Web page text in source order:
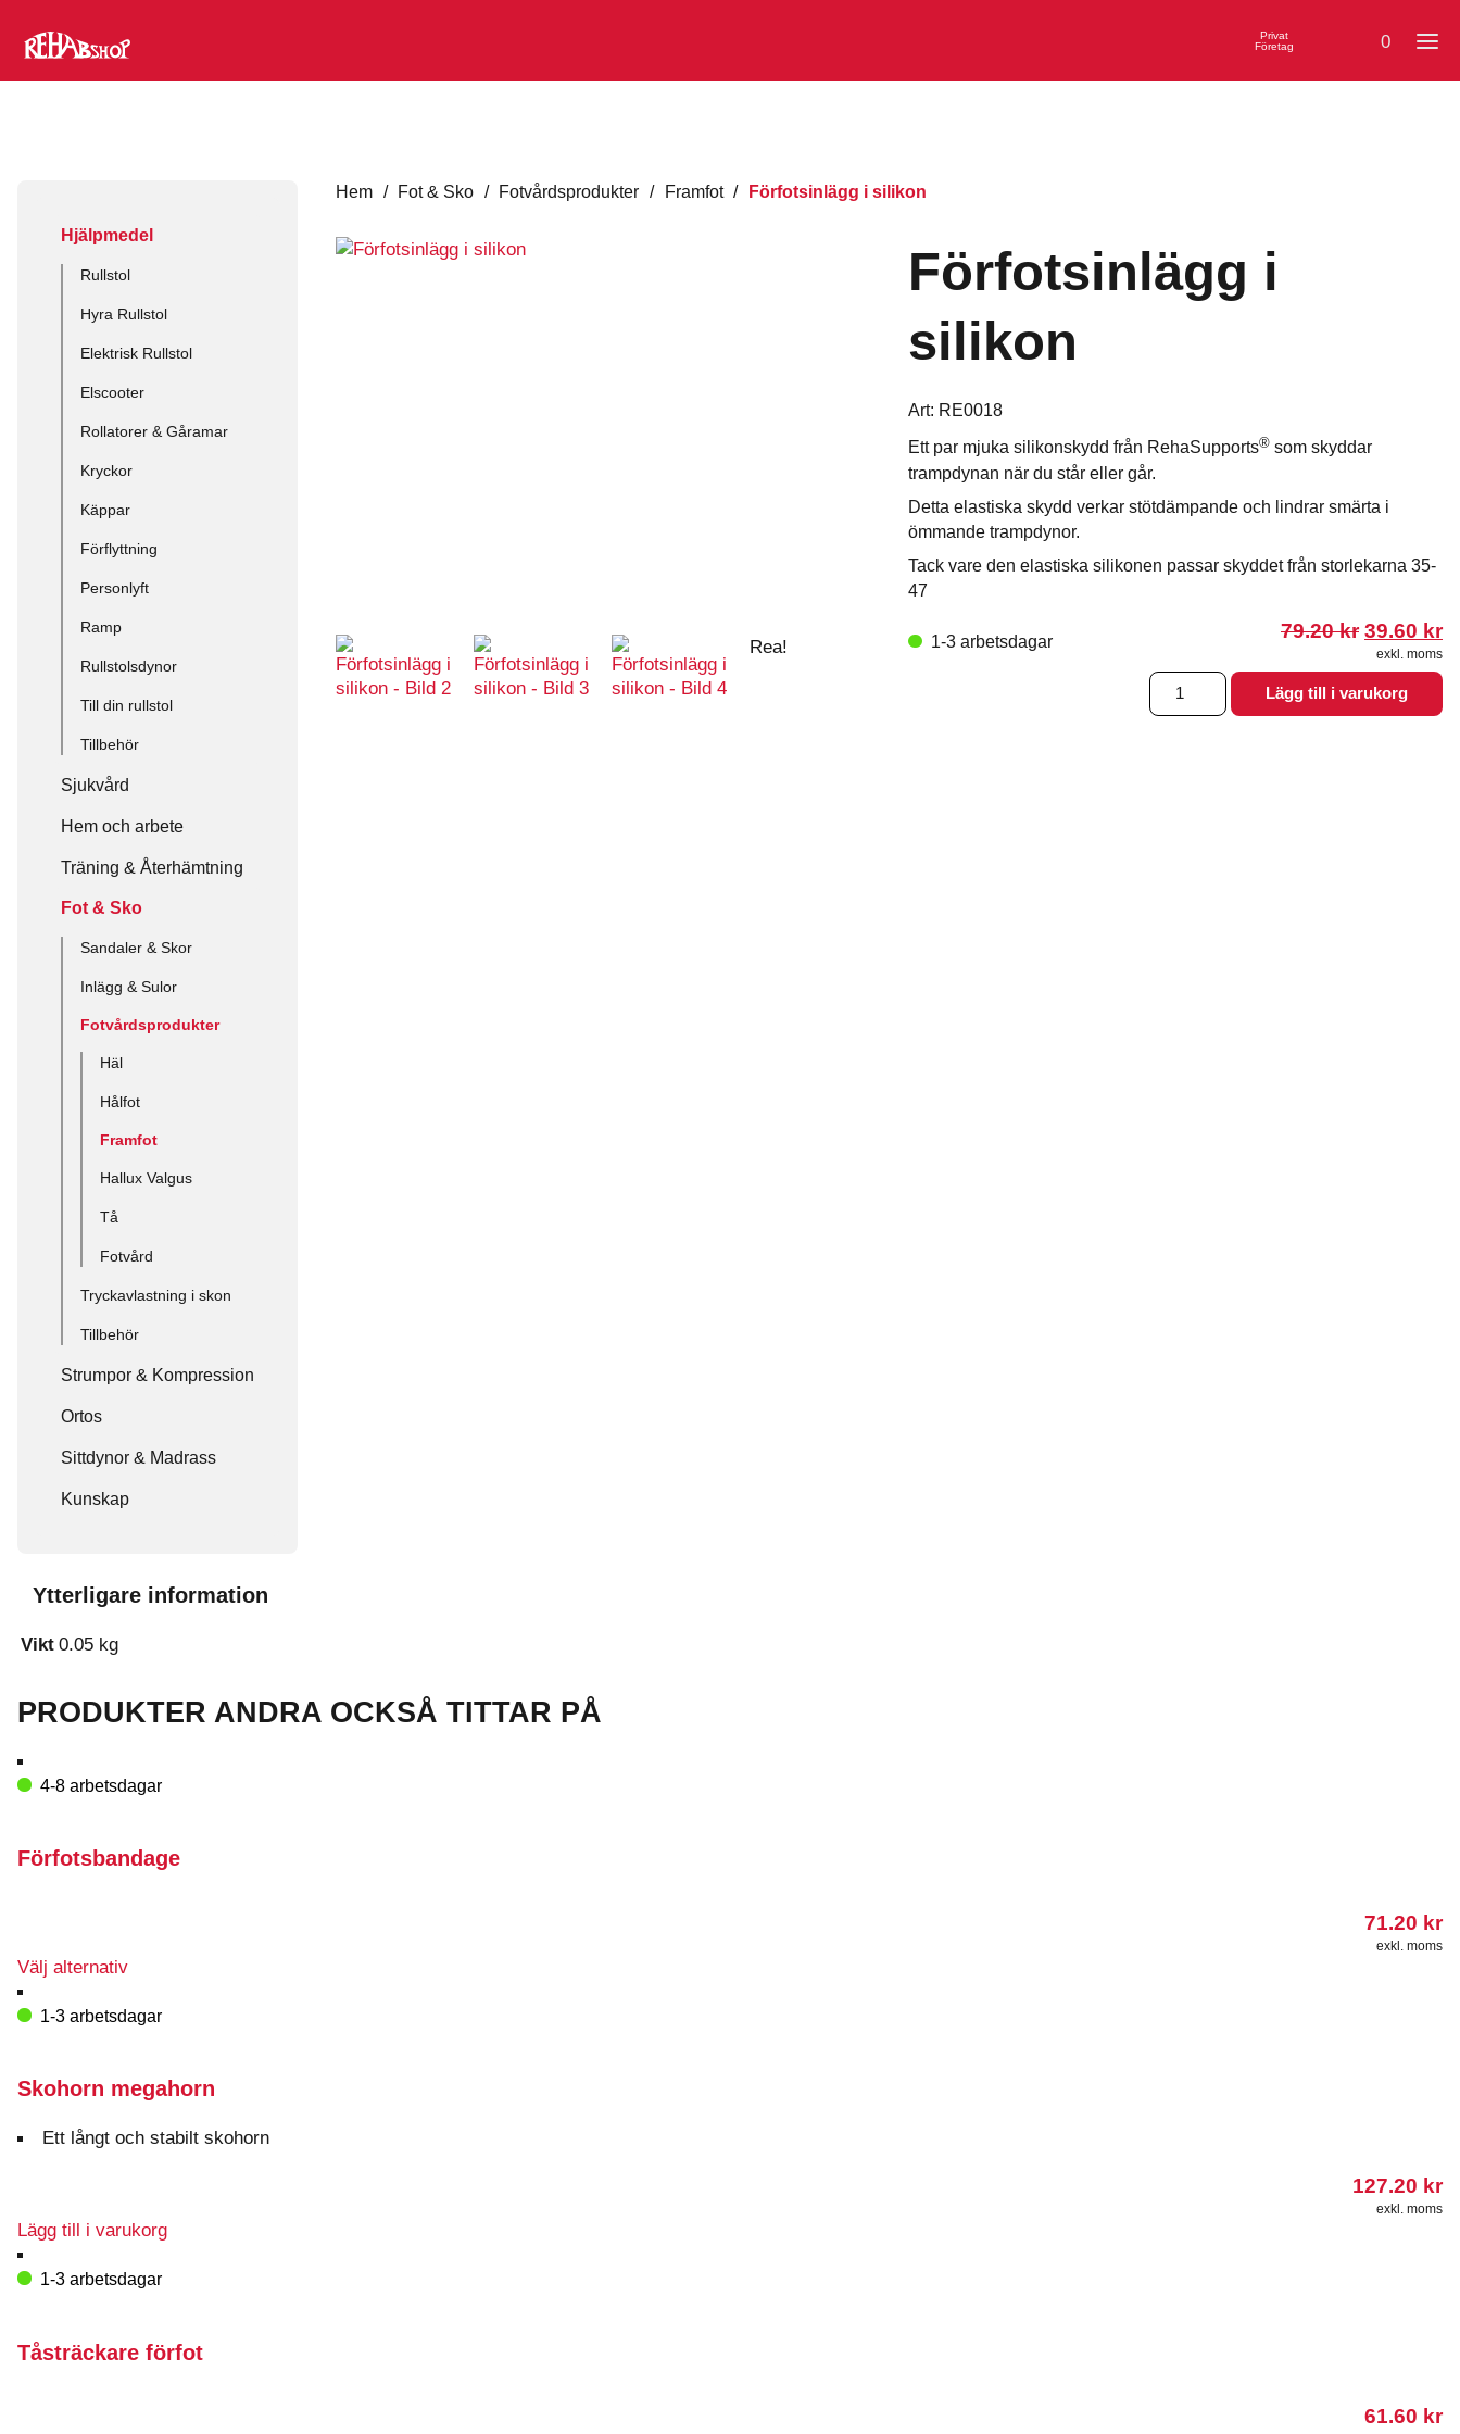
0
Privat
Företag
Hjälpmedel
Rullstol
Hyra Rullstol
Elektrisk Rullstol
Elscooter
Rollatorer & Gåramar
Kryckor
Käppar
Förflyttning
Personlyft
Ramp
Rullstolsdynor
Till din rullstol
Tillbehör
Sjukvård
Hem och arbete
Träning & Återhämtning
Fot & Sko
Sandaler & Skor
Inlägg & Sulor
Fotvårdsprodukter
Häl
Hålfot
Framfot
Hallux Valgus
Tå
Fotvård
Tryckavlastning i skon
Tillbehör
Strumpor & Kompression
Ortos
Sittdynor & Madrass
Kunskap
Hem / Fot & Sko / Fotvårdsprodukter / Framfot / Förfotsinlägg i silikon
Rea!
Förfotsinlägg i
silikon
Art: RE0018
Ett par mjuka silikonskydd från RehaSupports® som skyddar
trampdynan när du står eller går.
Detta elastiska skydd verkar stötdämpande och lindrar smärta i
ömmande trampdynor.
Tack vare den elastiska silikonen passar skyddet från storlekarna 35-
47
1-3 arbetsdagar 79.20kr Det
priset
var:
79.20 kr.
39.60 kr
exkl. moms
Förfotsinlägg
silikon
Lägg till i varukorg
Ytterligare information
Vikt 0.05 kg
PRODUKTER ANDRA OCKSÅ TITTAR PÅ
4-8 arbetsdagar
Förfotsbandage
71.20 kr
exkl. moms
Välj alternativDen
produkten
varianter.
olika
på
1-3 arbetsdagar
Skohorn megahorn
Ett långt och stabilt skohorn
127.20 kr
exkl. moms
Lägg till i varukorg
1-3 arbetsdagar
Tåsträckare förfot
61.60 kr